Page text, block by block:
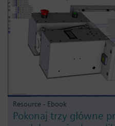
Resource - Ebook
Pokonaj trzy główne